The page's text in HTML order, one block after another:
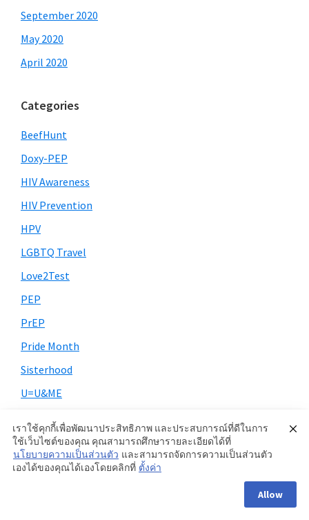
September 2020
May 2020
April 2020
Categories
BeefHunt
Doxy-PEP
HIV Awareness
HIV Prevention
HPV
LGBTQ Travel
Love2Test
PEP
PrEP
Pride Month
Sisterhood
U=U&ME
การรักษา HIV
ความรู้เรื่อง HIV
เราใช้คุกกี้เพื่อพัฒนาประสิทธิภาพ และประสบการณ์ที่ดีในการ
ใช้เว็บไซต์ของคุณ คุณสามารถศึกษารายละเอียดได้ที่
นโยบายความเป็นส่วนตัว และสามารถจัดการความเป็นส่วนตัว
เองได้ของคุณได้เองโดยคลิกที่ ตั้งค่า
Allow